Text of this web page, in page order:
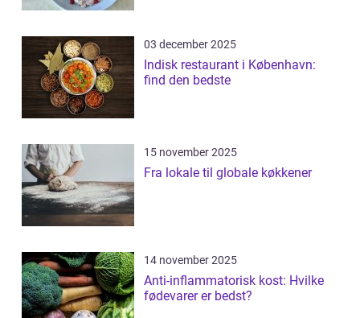
03 december 2025
Indisk restaurant i København:
find den bedste
15 november 2025
Fra lokale til globale køkkener
14 november 2025
Anti-inflammatorisk kost: Hvilke
fødevarer er bedst?